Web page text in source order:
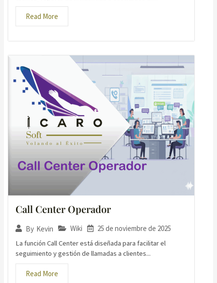
Read More
Call Center Operador
By Kevin Wiki 25 de noviembre de 2025
La función Call Center está diseñada para facilitar el
seguimiento y gestión de llamadas a clientes...
Read More